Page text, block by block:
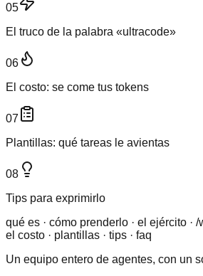
05
El truco de la palabra «ultracode»
06
El costo: se come tus tokens
07
Plantillas: qué tareas le avientas
08
Tips para exprimirlo
qué es · cómo prenderlo · el ejército · /
el costo · plantillas · tips · faq
Un equipo entero de agentes, con un